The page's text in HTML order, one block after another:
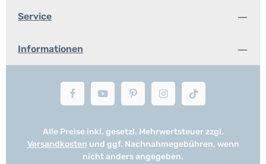
Service
Informationen
Alle Preise inkl. gesetzl. Mehrwertsteuer zzgl.
Versandkosten und ggf. Nachnahmegebühren, wenn
nicht anders angegeben.